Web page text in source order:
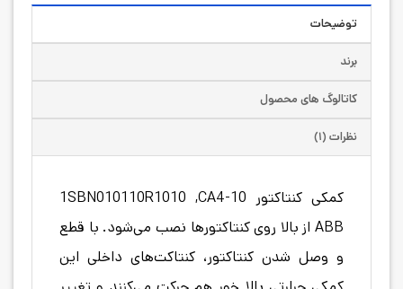
توضیحات
برند
کاتالوگ های محصول
نظرات (۱)
کمکی کنتاکتور 1SBN010110R1010 ,CA4-10
ABB از بالا روی کنتاکتور‌ها نصب می‌شود. با قطع
و وصل شدن کنتاکتور، کنتاکت‌های داخلی این